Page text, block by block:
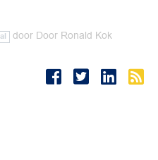
door Door Ronald Kok